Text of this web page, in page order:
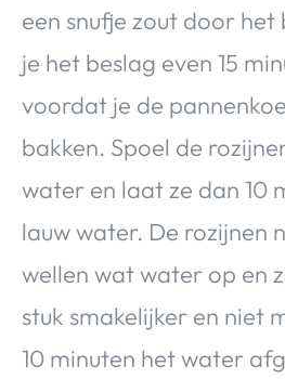
een snufje zout door
je het beslag even 15
voordat je de
bakken. Spoel de
water en laat ze dan 10
lauw water. De rozijnen
wellen wat water op en
stuk smakelijker en niet
10 minuten het water